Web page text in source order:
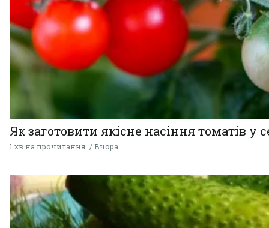
Як заготовити якісне насіння томатів у
1 хв на прочитання Вчора